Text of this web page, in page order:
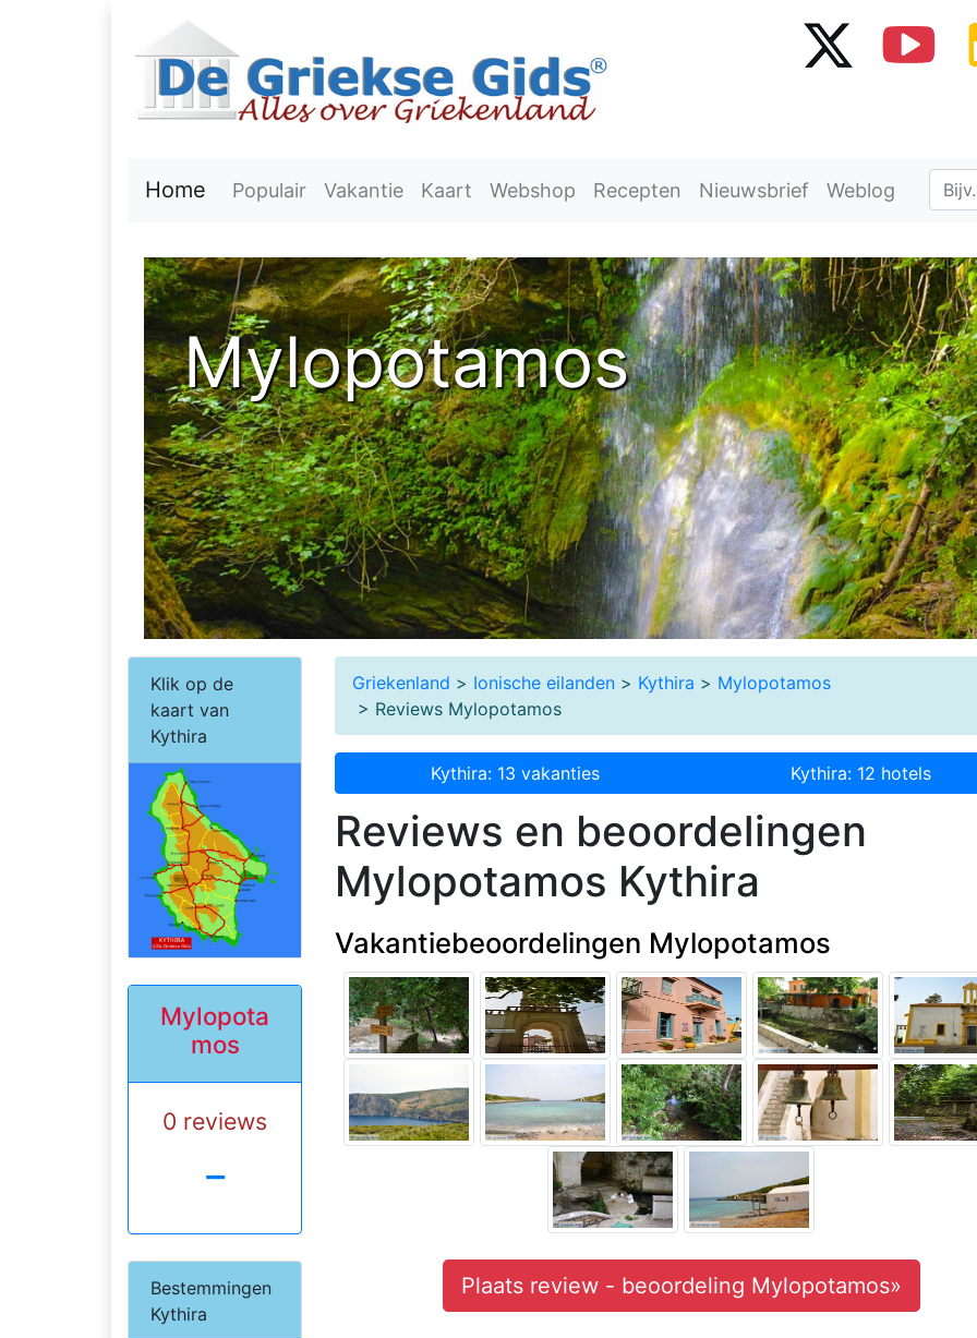
Home Populair Vakantie Kaart Webshop Recepten Nieuwsbrief Weblog
Mylopotamos
Griekenland > Ionische eilanden > Kythira > Mylopotamos
> Reviews Mylopotamos
Kythira: 13 vakanties Kythira: 12 hotels
Reviews en beoordelingen
Mylopotamos Kythira
Vakantiebeoordelingen Mylopotamos
Plaats review - beoordeling Mylopotamos»
Klik op de
kaart van
Kythira
Mylopota
mos
0 reviews
-
Bestemmingen
Kythira